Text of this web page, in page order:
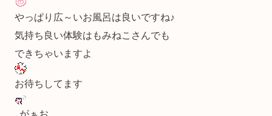
やっぱり広～いお風呂は良いですね♪
気持ち良い体験はもみねこさんでも
できちゃいますよ
お待ちしてます